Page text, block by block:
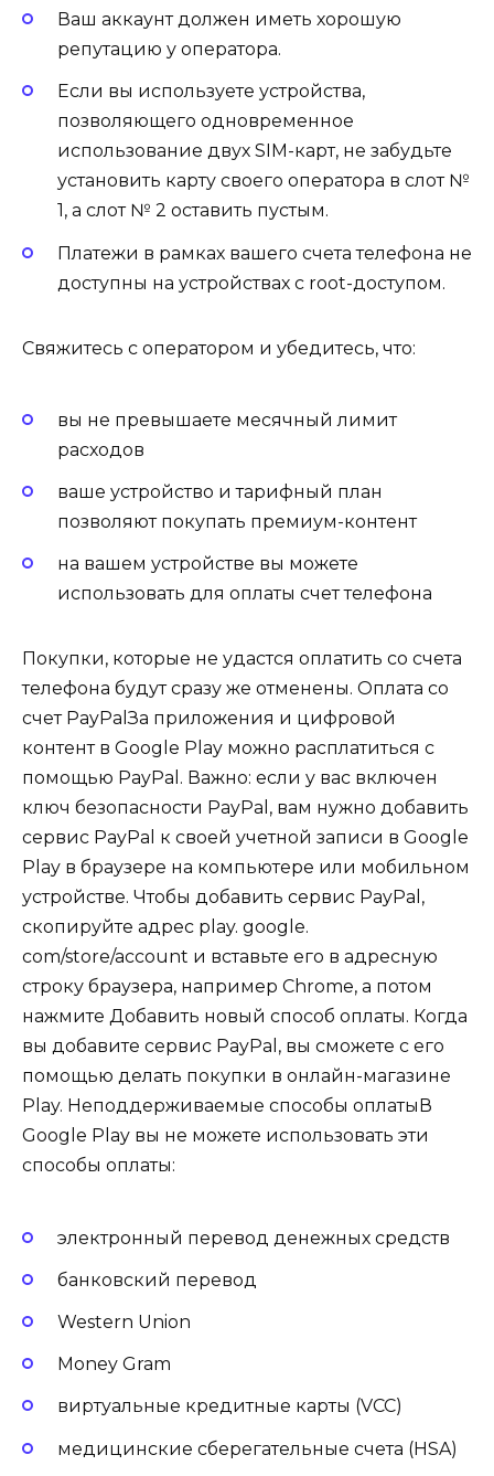
Ваш аккаунт должен иметь хорошую
репутацию у оператора.
Если вы используете устройства,
позволяющего одновременное
использование двух SIM-карт, не забудьте
установить карту своего оператора в слот №
1, а слот № 2 оставить пустым.
Платежи в рамках вашего счета телефона не
доступны на устройствах с root-доступом.
Свяжитесь с оператором и убедитесь, что:
вы не превышаете месячный лимит
расходов
ваше устройство и тарифный план
позволяют покупать премиум-контент
на вашем устройстве вы можете
использовать для оплаты счет телефона
Покупки, которые не удастся оплатить со счета
телефона будут сразу же отменены. Оплата со
счет PayPalЗа приложения и цифровой
контент в Google Play можно расплатиться с
помощью PayPal. Важно: если у вас включен
ключ безопасности PayPal, вам нужно добавить
сервис PayPal к своей учетной записи в Google
Play в браузере на компьютере или мобильном
устройстве. Чтобы добавить сервис PayPal,
скопируйте адрес play. google.
com/store/account и вставьте его в адресную
строку браузера, например Chrome, а потом
нажмите Добавить новый способ оплаты. Когда
вы добавите сервис PayPal, вы сможете с его
помощью делать покупки в онлайн-магазине
Play. Неподдерживаемые способы оплатыВ
Google Play вы не можете использовать эти
способы оплаты:
электронный перевод денежных средств
банковский перевод
Western Union
Money Gram
виртуальные кредитные карты (VCC)
медицинские сберегательные счета (HSA)